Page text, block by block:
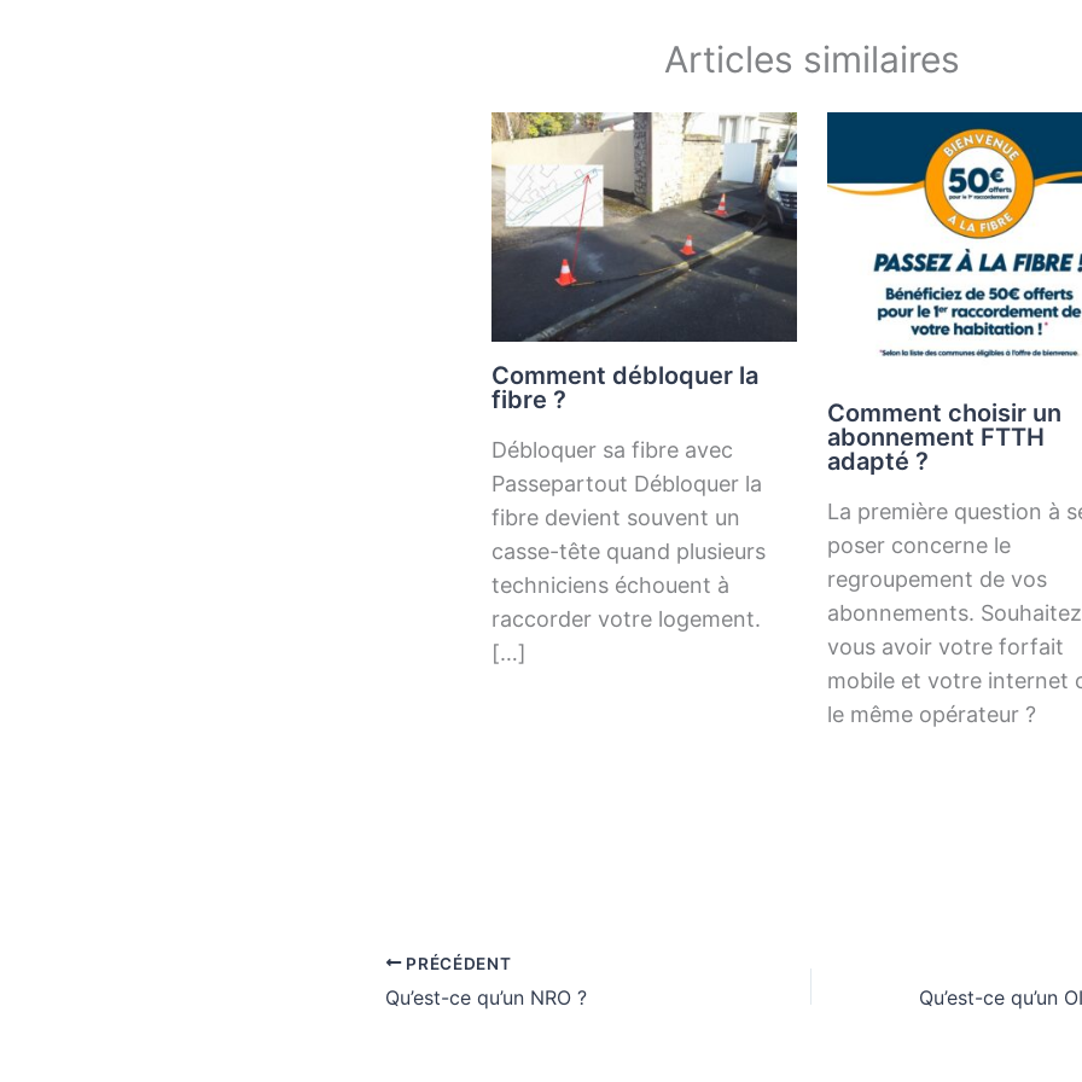
Articles similaires
Comment débloquer la
fibre ?
Débloquer sa fibre avec
Passepartout Débloquer la
fibre devient souvent un
casse-tête quand plusieurs
techniciens échouent à
raccorder votre logement.
[…]
Comment choisir un
abonnement FTTH
adapté ?
La première question à
poser concerne le
regroupement de vos
abonnements.
vous avoir votre forfait
mobile et votre internet
le même opérateur ?
PRÉCÉDENT
Qu’est-ce qu’un NRO ?